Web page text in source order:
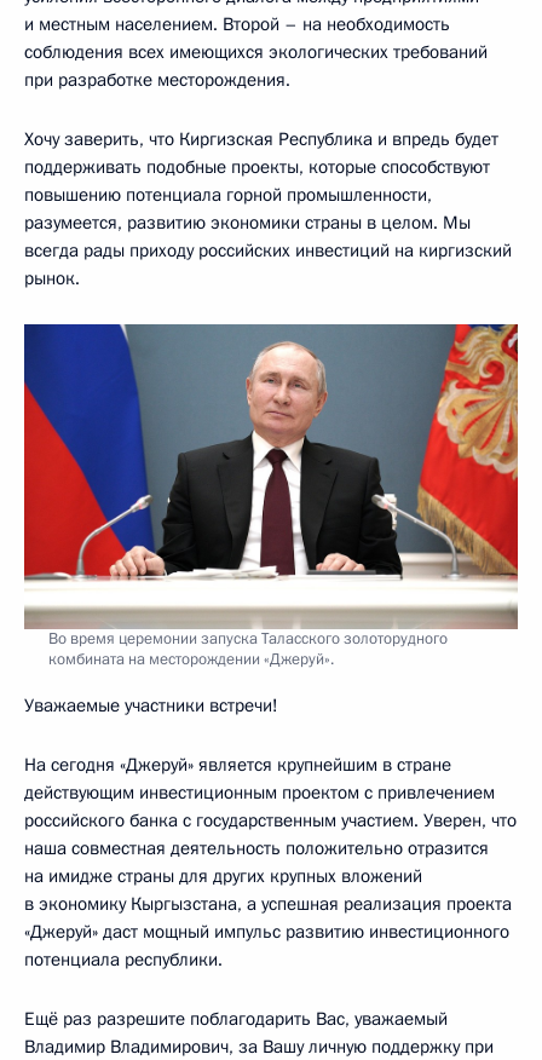
и местным населением. Второй – на необходимость
соблюдения всех имеющихся экологических требований
при разработке месторождения.
Хочу заверить, что Киргизская Республика и впредь будет
поддерживать подобные проекты, которые способствуют
повышению потенциала горной промышленности,
разумеется, развитию экономики страны в целом. Мы
всегда рады приходу российских инвестиций на киргизский
рынок.
Во время церемонии запуска Таласского золоторудного
комбината на месторождении «Джеруй».
Уважаемые участники встречи!
На сегодня «Джеруй» является крупнейшим в стране
действующим инвестиционным проектом с привлечением
российского банка с государственным участием. Уверен, что
наша совместная деятельность положительно отразится
на имидже страны для других крупных вложений
в экономику Кыргызстана, а успешная реализация проекта
«Джеруй» даст мощный импульс развитию инвестиционного
потенциала республики.
Ещё раз разрешите поблагодарить Вас, уважаемый
Владимир Владимирович, за Вашу личную поддержку при